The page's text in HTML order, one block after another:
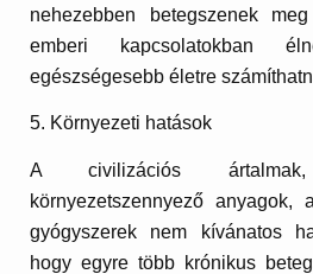
nehezebben betegszenek
emberi kapcsolatokban
egészségesebb életre
5. Környezeti hatások
A civilizációs
környezetszennyező anyagok,
gyógyszerek nem kívánatos
hogy egyre több krónikus